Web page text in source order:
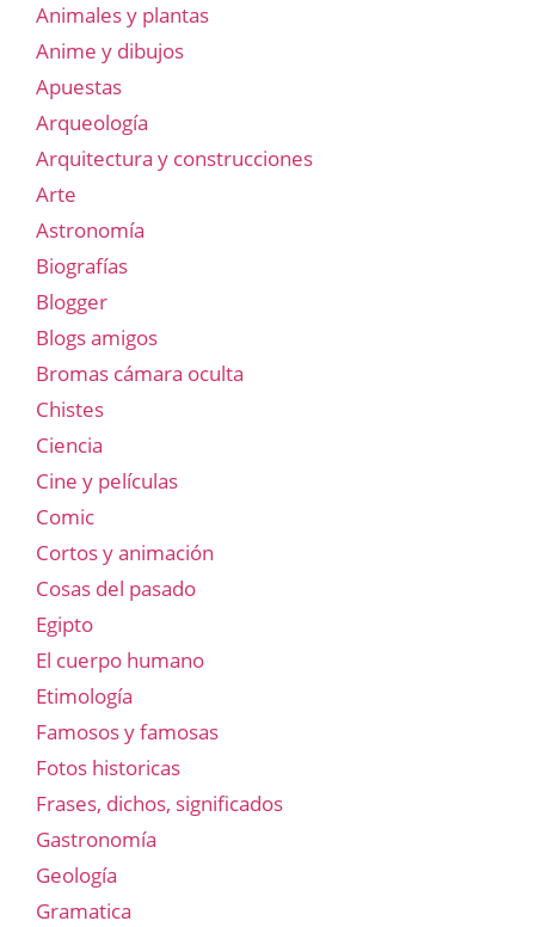
Animales y plantas
Anime y dibujos
Apuestas
Arqueología
Arquitectura y construcciones
Arte
Astronomía
Biografías
Blogger
Blogs amigos
Bromas cámara oculta
Chistes
Ciencia
Cine y películas
Comic
Cortos y animación
Cosas del pasado
Egipto
El cuerpo humano
Etimología
Famosos y famosas
Fotos historicas
Frases, dichos, significados
Gastronomía
Geología
Gramatica